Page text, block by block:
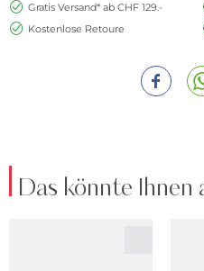
Gratis Versand* ab CHF 129.-
Kostenlose Retoure
Das könnte Ihnen